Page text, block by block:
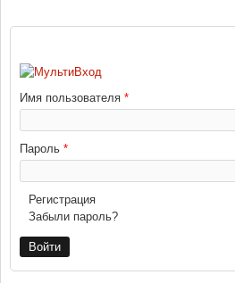
Имя пользователя *
Пароль *
Регистрация
Забыли пароль?